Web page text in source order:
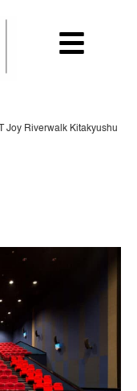
T Joy Riverwalk Kitakyushu